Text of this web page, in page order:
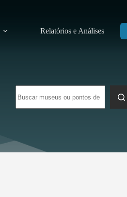
Relatórios e Análises
resultados